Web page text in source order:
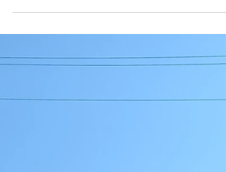
作業料金について
数日後になってしまうこと と、 作業料金の見積も
定を組ませていただきました。 それから， 数日後